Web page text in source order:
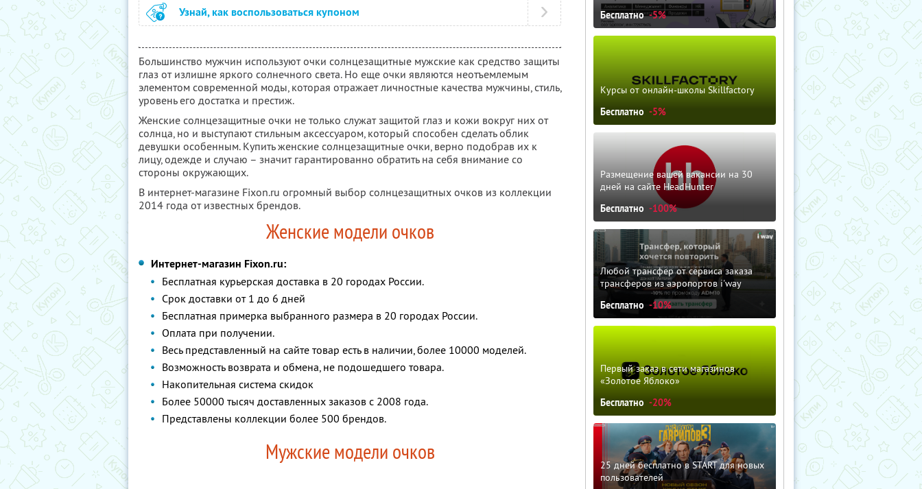
Узнай, как воспользоваться купоном
Большинство мужчин используют очки солнцезащитные мужские как средство защиты
глаз от излишне яркого солнечного света. Но еще очки являются неотъемлемым
элементом современной моды, которая отражает личностные качества мужчины, стиль,
уровень его достатка и престиж.
Женские солнцезащитные очки не только служат защитой глаз и кожи вокруг них от
солнца, но и выступают стильным аксессуаром, который способен сделать облик
девушки особенным. Купить женские солнцезащитные очки, верно подобрав их к
лицу, одежде и случаю – значит гарантированно обратить на себя внимание со
стороны окружающих.
В интернет-магазине Fixon.ru огромный выбор солнцезащитных очков из коллекции
2014 года от известных брендов.
Женские модели очков
Интернет-магазин Fixon.ru:
Бесплатная курьерская доставка в 20 городах России.
Срок доставки от 1 до 6 дней
Бесплатная примерка выбранного размера в 20 городах России.
Оплата при получении.
Весь представленный на сайте товар есть в наличии, более 10000 моделей.
Возможность возврата и обмена, не подошедшего товара.
Накопительная система скидок
Более 50000 тысяч доставленных заказов с 2008 года.
Представлены коллекции более 500 брендов.
Мужские модели очков
Бесплатно -5%
Курсы от онлайн-школы Skillfactory
Бесплатно -5%
Размещение вашей вакансии на 30
дней на сайте HeadHunter
Бесплатно -100%
Любой трансфер от сервиса заказа
трансферов из аэропортов i'way
Бесплатно -10%
Первый заказ в сети магазинов
«Золотое Яблоко»
Бесплатно -20%
25 дней бесплатно в START для новых
пользователей